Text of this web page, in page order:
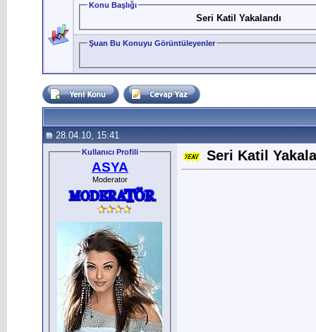
Konu Başlığı
Seri Katil Yakalandı
Şuan Bu Konuyu Görüntüleyenler
28.04.10, 15:41
Kullanıcı Profili
ASYA
Moderator
Seri Katil